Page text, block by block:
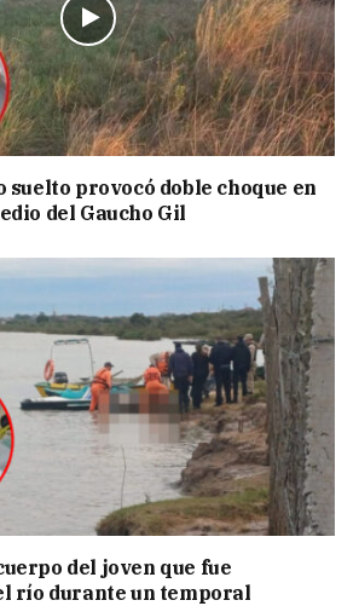
suelto provocó doble choque en
del Gaucho Gil
del joven que fue
río durante un temporal